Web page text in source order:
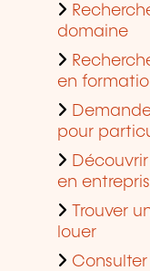
domaine
en
pour
en
Trouver
louer